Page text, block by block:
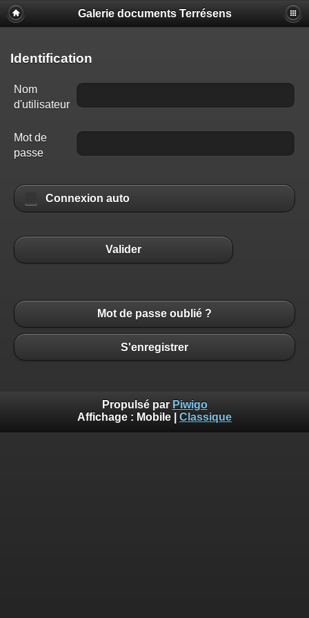
Galerie documents Terrésens
Identification
Nom
d'utilisateur
Mot de
passe
Connexion auto
Valider
Mot de passe oublié ?
S'enregistrer
Propulsé par Piwigo
Affichage : Mobile Classique